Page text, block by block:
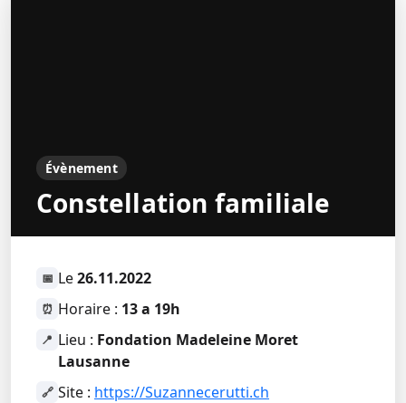
Évènement
Constellation familiale
📅 Le26.11.2022
⏰ Horaire : 13 a 19h
📍 Lieu : Fondation Madeleine Moret
Lausanne
🔗 Site : https://Suzannecerutti.ch